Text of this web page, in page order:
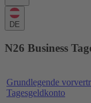
DE
N26 Business
Grundlegende
Tagesgeldkonto